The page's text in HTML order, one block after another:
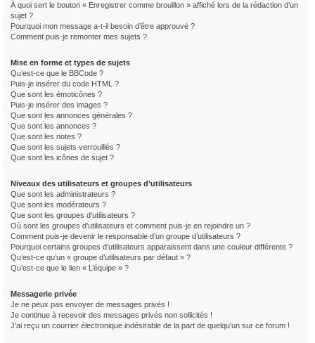
À quoi sert le bouton « Enregistrer comme brouillon » affiché lors de la rédaction d’un
sujet ?
Pourquoi mon message a-t-il besoin d’être approuvé ?
Comment puis-je remonter mes sujets ?
Mise en forme et types de sujets
Qu’est-ce que le BBCode ?
Puis-je insérer du code HTML ?
Que sont les émoticônes ?
Puis-je insérer des images ?
Que sont les annonces générales ?
Que sont les annonces ?
Que sont les notes ?
Que sont les sujets verrouillés ?
Que sont les icônes de sujet ?
Niveaux des utilisateurs et groupes d’utilisateurs
Que sont les administrateurs ?
Que sont les modérateurs ?
Que sont les groupes d’utilisateurs ?
Où sont les groupes d’utilisateurs et comment puis-je en rejoindre un ?
Comment puis-je devenir le responsable d’un groupe d’utilisateurs ?
Pourquoi certains groupes d’utilisateurs apparaissent dans une couleur différente ?
Qu’est-ce qu’un « groupe d’utilisateurs par défaut » ?
Qu’est-ce que le lien « L’équipe » ?
Messagerie privée
Je ne peux pas envoyer de messages privés !
Je continue à recevoir des messages privés non sollicités !
J’ai reçu un courrier électronique indésirable de la part de quelqu’un sur ce forum !